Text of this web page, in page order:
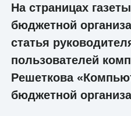
На страницах
бюджетной
статья
пользователей
Решеткова
бюджетной